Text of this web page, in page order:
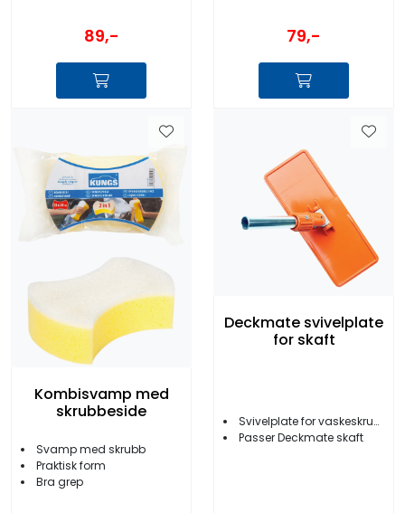
89,- 79,-
Kombisvamp med
skrubbeside
Svamp med skrubb
Praktisk form
Bra grep
Deckmate svivelplate
for skaft
Svivelplate for vaskeskrubb/mopp
Passer Deckmate skaft